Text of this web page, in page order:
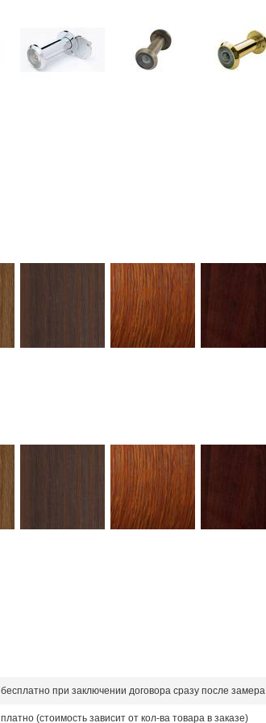
бесплатно при заключении договора сразу после замера
платно (стоимость зависит от кол-ва товара в заказе)